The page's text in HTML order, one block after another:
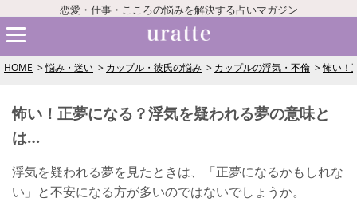
恋愛・仕事・こころの悩みを解決する占いマガジン
HOME 悩み・迷い カップル・彼氏の悩み カップルの浮気・不倫 怖い！
怖い！正夢になる？浮気を疑われる夢の意味と
は…
浮気を疑われる夢を見たときは、「正夢になるかもしれな
い」と不安になる方が多いのではないでしょうか。